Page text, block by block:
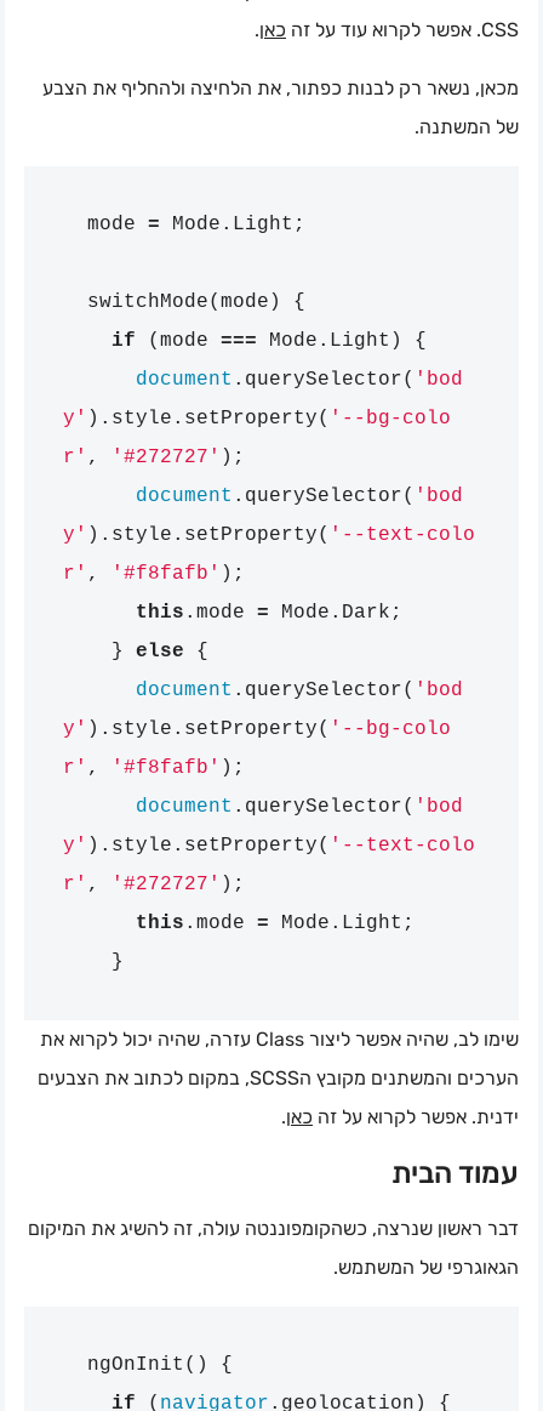
CSS. אפשר לקרוא עוד על זה
כאן.
מכאן, נשאר רק לבנות כפתור, את הלחיצה ולהחליף את הצבע
של המשתנה.
mode = Mode . Light ;
switchMode( mode )
{
if
( mode === Mode . Light )
{
document . querySelector( 'bod
y' ). style . setProperty( '--bg-colo
r' , '#272727' );
document . querySelector( 'bod
y' ). style . setProperty( '--text-colo
r' , '#f8fafb' );
this . mode = Mode . Dark ;
}
else
{
document . querySelector( 'bod
y' ). style . setProperty( '--bg-colo
r' , '#f8fafb' );
document . querySelector( 'bod
y' ). style . setProperty( '--text-colo
r' , '#272727' );
this . mode = Mode . Light ;
}
שימו לב, שהיה אפשר ליצור Class עזרה, שהיה יכול לקרוא את
הערכים והמשתנים מקובץ הSCSS, במקום לכתוב את הצבעים
ידנית. אפשר לקרוא על זה כאן.
עמוד הבית
דבר ראשון שנרצה, כשהקומפוננטה עולה, זה להשיג את המיקום
הגאוגרפי של המשתמש.
ngOnInit ()
{
if
( navigator . geolocation )
{